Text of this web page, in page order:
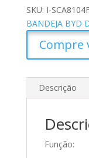
SKU: I-
BANDEJA BYD
Compre
Descrição
Função: